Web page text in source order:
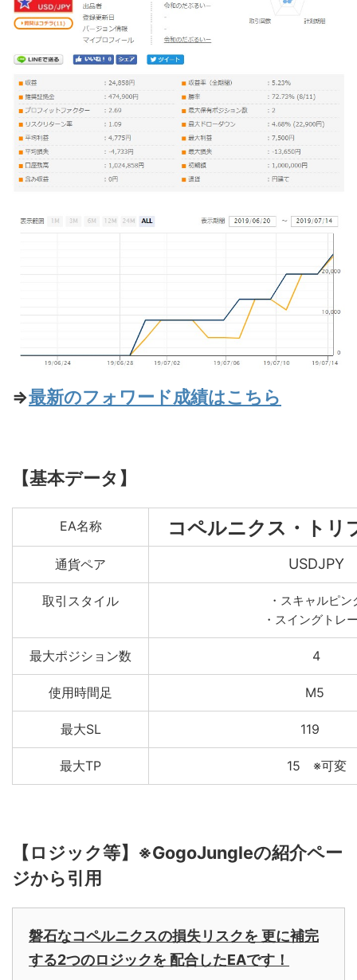
⇒最新のフォワード成績はこちら
【基本データ】
EA名称 コペルニクス・トリ
通貨ペア USDJPY
取引スタイル
・スキャルピン
・スイングトレ
最大ポジション数 4
使用時間足 M5
最大SL 119
最大TP 15 ※可変
【ロジック等】※GogoJungleの紹介ペー
ジから引用
磐石なコペルニクスの損失リスクを 更に補完
する2つのロジックを 配合したEAです！